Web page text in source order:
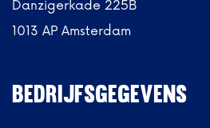
Danzigerkade 225B
1013 AP Amsterdam
BEDRIJFSGEGEVENS